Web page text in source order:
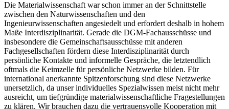
Die Materialwissenschaft war schon immer an der Schnittstelle
zwischen den Naturwissenschaften und den
Ingenieurwissenschaften angesiedelt und erfordert deshalb in hohem
Maße Interdisziplinarität. Gerade die DGM-Fachausschüsse und
insbesondere die Gemeinschaftsausschüsse mit anderen
Fachgesellschaften fördern diese Interdisziplinarität durch
persönliche Kontakte und informelle Gespräche, die letztendlich
oftmals die Keimzelle für persönliche Netzwerke bilden. Für
international anerkannte Spitzenforschung sind diese Netzwerke
unersetzlich, da unser individuelles Spezialwissen meist nicht mehr
ausreicht, um tiefgründige materialwissenschaftliche Fragestellungen
zu klären. Wir brauchen dazu die vertrauensvolle Kooperation mit